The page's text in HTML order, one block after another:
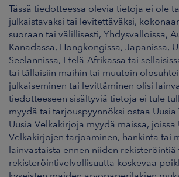
Tässä tiedotteessa olevia tietoja ei ole
julkaistavaksi tai levitettäväksi,
suoraan tai välillisesti, Yhdysvalloissa,
Kanadassa, Hongkongissa, Japanissa,
Seelannissa, Etelä-Afrikassa tai
tai tällaisiin maihin tai muutoin
julkaiseminen tai levittäminen olisi
tiedotteeseen sisältyviä tietoja ei tule
myydä tai tarjouspyynnöksi ostaa
Uusia Velkakirjoja myydä maissa, joissa
Velkakirjojen tarjoaminen, hankinta tai
lainvastaista ennen niiden rekisteröintiä
rekisteröintivelvollisuutta koskevaa